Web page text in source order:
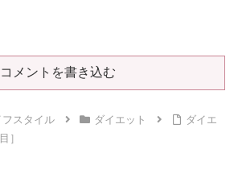
コメントを書き込む
フスタイル ダイエット
ダイエ
］